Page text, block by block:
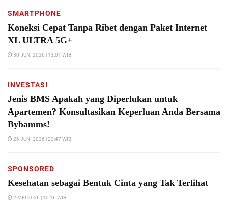
SMARTPHONE
Koneksi Cepat Tanpa Ribet dengan Paket Internet
XL ULTRA 5G+
30 JUNI 2026 | 13:01 WIB
INVESTASI
Jenis BMS Apakah yang Diperlukan untuk
Apartemen? Konsultasikan Keperluan Anda Bersama
Bybamms!
26 JUNI 2026 | 23:47 WIB
SPONSORED
Kesehatan sebagai Bentuk Cinta yang Tak Terlihat
2 MEI 2026 | 10:16 WIB